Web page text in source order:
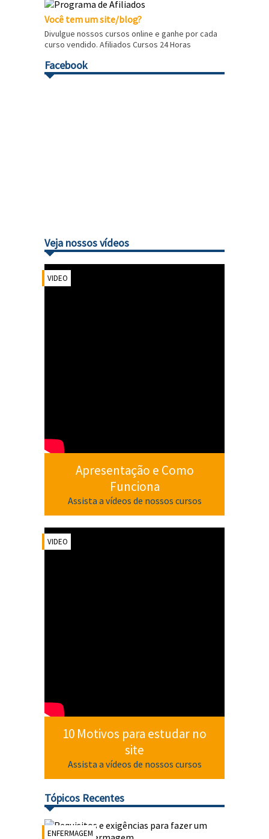
Você tem um site/blog?
Divulgue nossos cursos online e ganhe por cada
curso vendido. Afiliados Cursos 24 Horas
Facebook
Veja nossos vídeos
VIDEO
Apresentação e Como
Funciona
Assista a vídeos de nossos cursos
VIDEO
10 Motivos para estudar no
site
Assista a vídeos de nossos cursos
Tópicos Recentes
ENFERMAGEM